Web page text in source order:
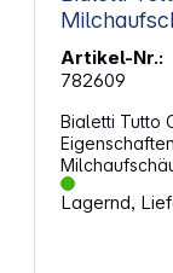
Artikel-Nr.:
782609
Bialetti Tutto
Eigenschaften: Eleganter,
Milchaufschäumer Robustes
Leichte
Lagernd,